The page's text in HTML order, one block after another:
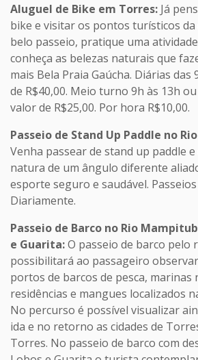
Aluguel de Bike em Torres: Já
bike e visitar os pontos turísticos da
belo passeio, pratique uma
conheça as belezas naturais que
mais Bela Praia Gaúcha. Diárias das
de R$40,00. Meio turno 9h às 13h
valor de R$25,00. Por hora R$10,00.
Passeio de Stand Up Paddle no
Venha passear de stand up paddle
natura de um ângulo diferente
esporte seguro e saudável.
Diariamente.
Passeio de Barco no Rio
e Guarita:O passeio de barco pelo
possibilitará ao passageiro
portos de barcos de pesca, marinas
residências e mangues localizados
No percurso é possível visualizar
ida e no retorno as cidades de
Torres. No passeio de barco com